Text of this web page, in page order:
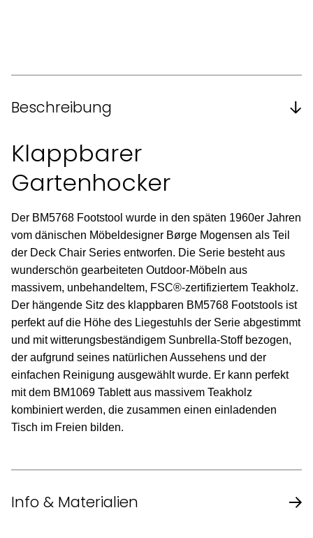
Beschreibung
Klappbarer
Gartenhocker
Der BM5768 Footstool wurde in den späten 1960er Jahren
vom dänischen Möbeldesigner Børge Mogensen als Teil
der Deck Chair Series entworfen. Die Serie besteht aus
wunderschön gearbeiteten Outdoor-Möbeln aus
massivem, unbehandeltem, FSC®-zertifiziertem Teakholz.
Der hängende Sitz des klappbaren BM5768 Footstools ist
perfekt auf die Höhe des Liegestuhls der Serie abgestimmt
und mit witterungsbeständigem Sunbrella-Stoff bezogen,
der aufgrund seines natürlichen Aussehens und der
einfachen Reinigung ausgewählt wurde. Er kann perfekt
mit dem BM1069 Tablett aus massivem Teakholz
kombiniert werden, die zusammen einen einladenden
Tisch im Freien bilden.
Info & Materialien